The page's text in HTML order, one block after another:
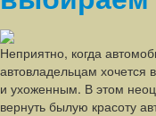
Неприятно, когда
автовладельцам хочется
и ухоженным. В этом
вернуть былую красоту